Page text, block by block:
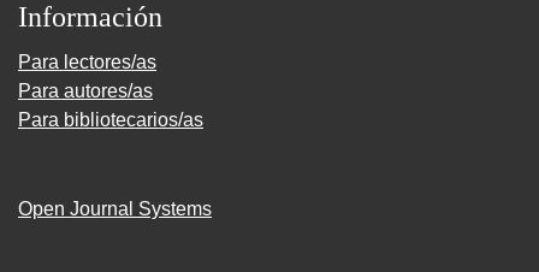
Información
Para lectores/as
Para autores/as
Para bibliotecarios/as
Open Journal Systems